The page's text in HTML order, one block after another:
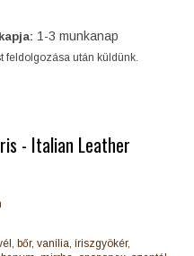
1-3 munkanap
feldolgozása után küldünk.
- Italian Leather
bőr, vanília, íriszgyökér,